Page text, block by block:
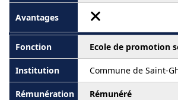
Ecole de promotion
Commune de Saint-
Rémunéré